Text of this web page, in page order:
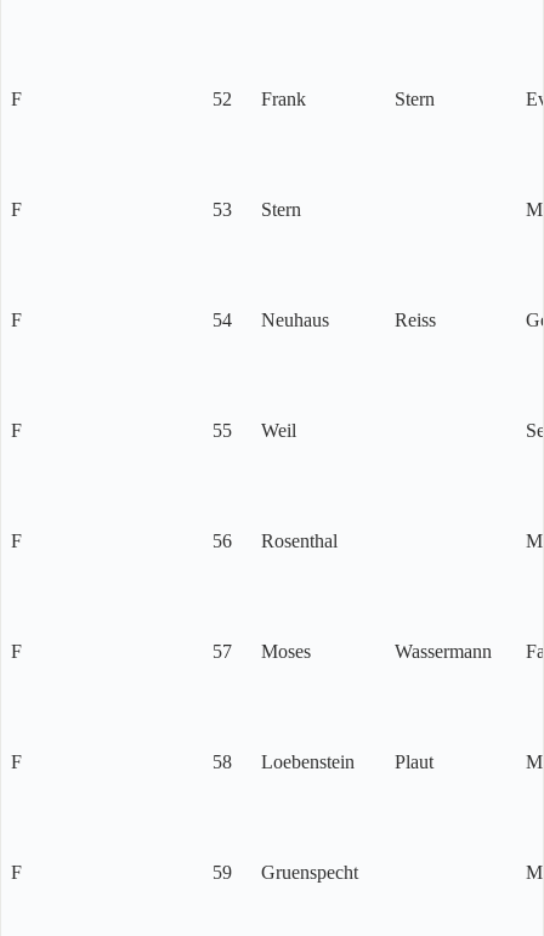
F 52 Frank Stern
F 53 Stern
F 54 Neuhaus Reiss
F 55 Weil
F 56 Rosenthal
F 57 Moses Wassermann
F 58 Loebenstein Plaut
F 59 Gruenspecht